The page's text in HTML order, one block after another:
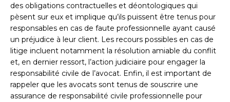
des obligations contractuelles et déontologiques qui
pèsent sur eux et implique qu’ils puissent être tenus pour
responsables en cas de faute professionnelle ayant causé
un préjudice à leur client. Les recours possibles en cas de
litige incluent notamment la résolution amiable du conflit
et, en dernier ressort, l’action judiciaire pour engager la
responsabilité civile de l’avocat. Enfin, il est important de
rappeler que les avocats sont tenus de souscrire une
assurance de responsabilité civile professionnelle pour